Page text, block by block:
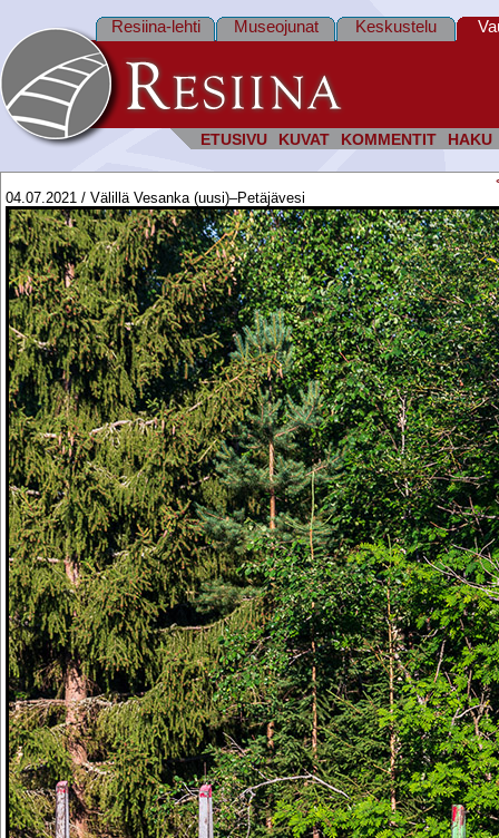
ETUSIVU KUVAT KOMMENTIT HAKU
Resiina-lehti Museojunat Keskustelu
04.07.2021 / Välillä Vesanka (uusi)–Petäjävesi